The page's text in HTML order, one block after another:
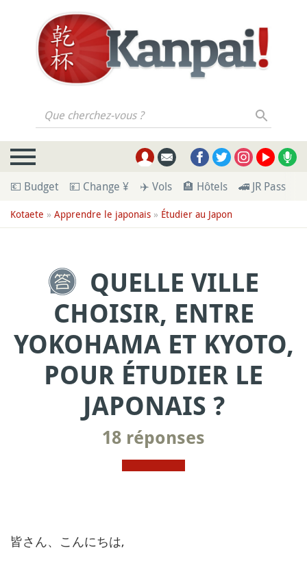
Que cherchez-vous ?
💶 Budget 💴 Change ¥ ✈️ Vols 🏨 Hôtels 🚄 JR Pass
Kotaete » Apprendre le japonais » Étudier au Japon
QUELLE VILLE
CHOISIR, ENTRE
YOKOHAMA ET KYOTO,
POUR ÉTUDIER LE
JAPONAIS ?
18 réponses
皆さん、こんにちは,